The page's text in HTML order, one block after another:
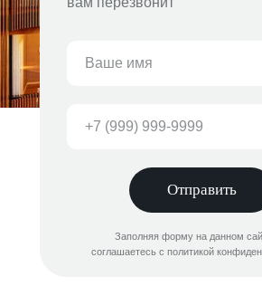
Отправить
Заполняя форму на данном
соглашаетесь с политикой